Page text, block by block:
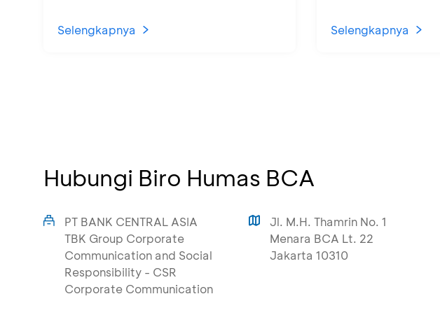
Selengkapnya Selengkapnya
Hubungi Biro Humas BCA
PT BANK CENTRAL ASIA
TBK Group Corporate
Communication and Social
Responsibility - CSR
Corporate Communication
Jl. M.H. Thamrin No. 1
Menara BCA Lt. 22
Jakarta 10310